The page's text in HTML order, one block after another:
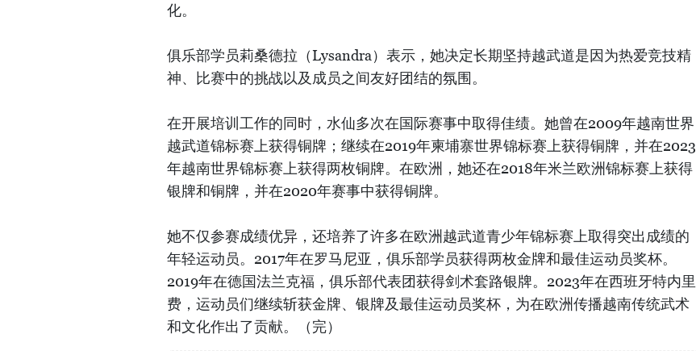
化。
俱乐部学员莉桑德拉（Lysandra）表示，她决定长期坚持越武道是因为热爱竞技精
神、比赛中的挑战以及成员之间友好团结的氛围。
在开展培训工作的同时，水仙多次在国际赛事中取得佳绩。她曾在2009年越南世界
越武道锦标赛上获得铜牌；继续在2019年柬埔寨世界锦标赛上获得铜牌，并在2023
年越南世界锦标赛上获得两枚铜牌。在欧洲，她还在2018年米兰欧洲锦标赛上获得
银牌和铜牌，并在2020年赛事中获得铜牌。
她不仅参赛成绩优异，还培养了许多在欧洲越武道青少年锦标赛上取得突出成绩的
年轻运动员。2017年在罗马尼亚，俱乐部学员获得两枚金牌和最佳运动员奖杯。
2019年在德国法兰克福，俱乐部代表团获得剑术套路银牌。2023年在西班牙特内里
费，运动员们继续斩获金牌、银牌及最佳运动员奖杯，为在欧洲传播越南传统武术
和文化作出了贡献。（完）